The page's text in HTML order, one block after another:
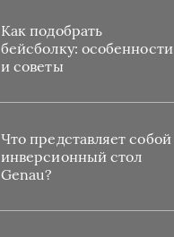
Как подобрать
бейсболку: особенности
и советы
Что представляет собой
инверсионный стол
Genau?